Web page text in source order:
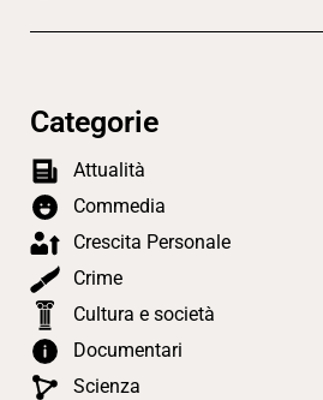
Categorie
Attualità
Commedia
Crescita Personale
Crime
Cultura e società
Documentari
Scienza